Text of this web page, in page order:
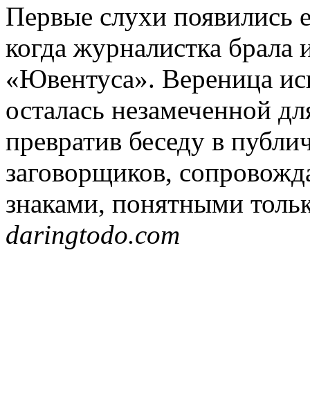
Первые слухи появились
когда журналистка брала
«Ювентуса». Вереница
осталась незамеченной
превратив беседу в
заговорщиков,
знаками, понятными
daringtodo.com